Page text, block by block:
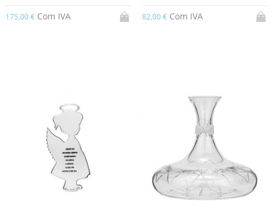
175,00 € Com IVA 82,00 € Com IVA